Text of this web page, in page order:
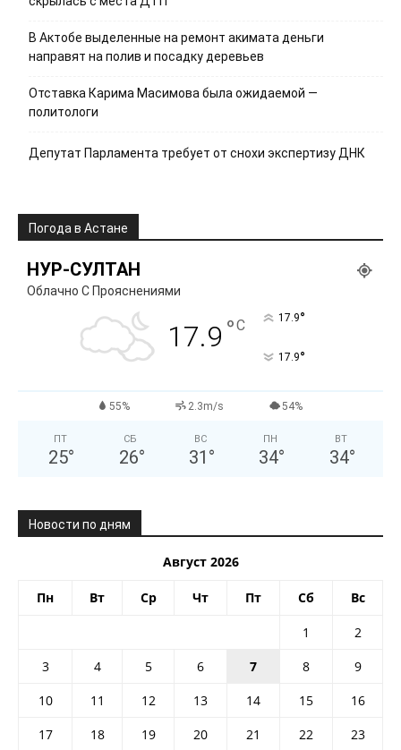
В Актобе выделенные на ремонт акимата деньги
направят на полив и посадку деревьев
Отставка Карима Масимова была ожидаемой —
политологи
Депутат Парламента требует от снохи экспертизу ДНК
Погода в Астане
НУР-СУЛТАН
Облачно С Прояснениями
17.9 °C 17.9°
17.9°
55% 2.3m/s 54%
ПТ
25°
СБ
26°
ВС
31 °
ПН
34°
ВТ
34°
Новости по дням
Август 2026
Пн Вт Ср Чт Пт Сб Вс
1
2
3
4 5 6 7 8
9
10
11 12 13 14 15
16
17
18 19 20 21 22
23